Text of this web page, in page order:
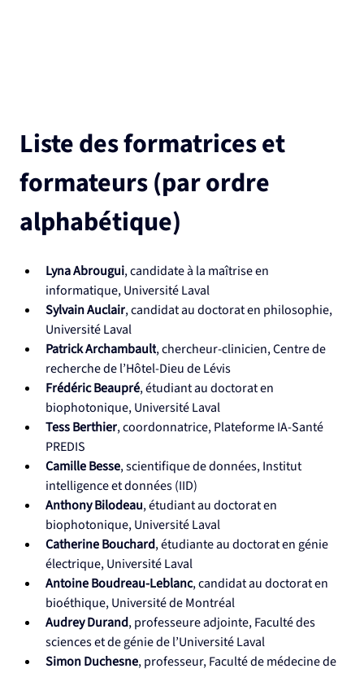
Liste des formatrices et
formateurs (par ordre
alphabétique)
Lyna Abrougui, candidate à la maîtrise en
informatique, Université Laval
Sylvain Auclair, candidat au doctorat en philosophie,
Université Laval
Patrick Archambault, chercheur-clinicien, Centre de
recherche de l’Hôtel-Dieu de Lévis
Frédéric Beaupré, étudiant au doctorat en
biophotonique, Université Laval
Tess Berthier, coordonnatrice, Plateforme IA-Santé
PREDIS
Camille Besse, scientifique de données, Institut
intelligence et données (IID)
Anthony Bilodeau, étudiant au doctorat en
biophotonique, Université Laval
Catherine Bouchard, étudiante au doctorat en génie
électrique, Université Laval
Antoine Boudreau-Leblanc, candidat au doctorat en
bioéthique, Université de Montréal
Audrey Durand, professeure adjointe, Faculté des
sciences et de génie de l’Université Laval
Simon Duchesne, professeur, Faculté de médecine de